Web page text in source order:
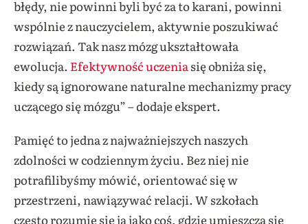
błędy, nie powinni byli być za to karani, powinni
wspólnie z nauczycielem, aktywnie poszukiwać
rozwiązań. Tak nasz mózg ukształtowała
ewolucja. Efektywność uczeniasię obniża się,
kiedy są ignorowane naturalne mechanizmy pracy
uczącego się mózgu” – dodaje ekspert.
Pamięć to jedna z najważniejszych naszych
zdolności w codziennym życiu. Bez niej nie
potrafilibyśmy mówić, orientować się w
przestrzeni, nawiązywać relacji. W szkołach
często rozumie się ją jako coś, gdzie umieszcza się